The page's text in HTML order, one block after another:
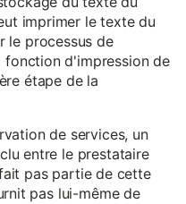
imprimer le texte du
le processus de
fonction d'impression de
étape de la
de services, un
entre le prestataire
pas partie de cette
pas lui-même de